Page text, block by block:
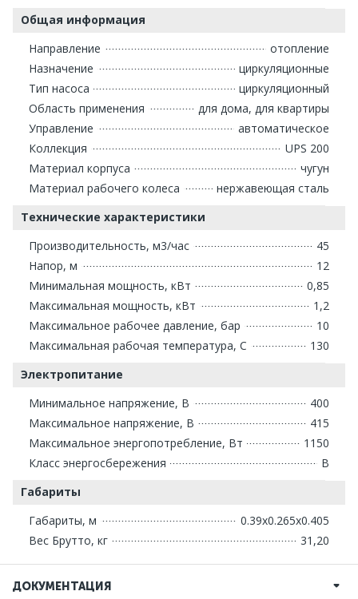
Общая информация
Направление
отопление
Назначение
циркуляционные
Тип насоса
циркуляционный
Область применения
для дома, для квартиры
Управление
автоматическое
Коллекция
UPS 200
Материал корпуса
чугун
Материал рабочего колеса
нержавеющая сталь
Технические характеристики
Производительность, м3/час
45
Напор, м
12
Минимальная мощность, кВт
0,85
Максимальная мощность, кВт
1,2
Максимальное рабочее давление, бар
10
Максимальная рабочая температура, С
130
Электропитание
Минимальное напряжение, В
400
Максимальное напряжение, В
415
Максимальное энергопотребление, Вт
1150
Класс энергосбережения
В
Габариты
Габариты, м
0.39x0.265x0.405
Вес Брутто, кг
31,20
ДОКУМЕНТАЦИЯ